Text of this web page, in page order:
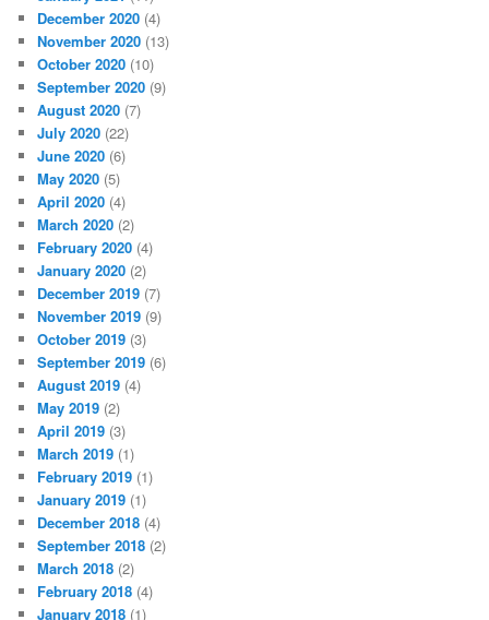
December 2020 (4)
November 2020 (13)
October 2020 (10)
September 2020 (9)
August 2020 (7)
July 2020 (22)
June 2020 (6)
May 2020 (5)
April 2020 (4)
March 2020 (2)
February 2020 (4)
January 2020 (2)
December 2019 (7)
November 2019 (9)
October 2019 (3)
September 2019 (6)
August 2019 (4)
May 2019 (2)
April 2019 (3)
March 2019 (1)
February 2019 (1)
January 2019 (1)
December 2018 (4)
September 2018 (2)
March 2018 (2)
February 2018 (4)
January 2018 (1)